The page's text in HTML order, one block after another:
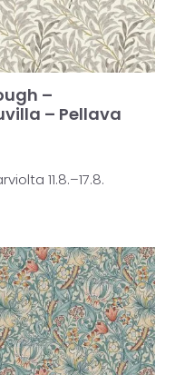
–
– Pellava
11.8.–17.8.